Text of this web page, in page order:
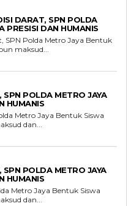
DARAT, SPN POLDA
PRESISI DAN HUMANIS
SPN Polda Metro Jaya Bentuk
dan Humanis ‎ ‎Adapun maksud...
POLDA METRO JAYA
HUMANIS
Metro Jaya Bentuk Siswa
maksud dan...
POLDA METRO JAYA
HUMANIS
Metro Jaya Bentuk Siswa
maksud dan...